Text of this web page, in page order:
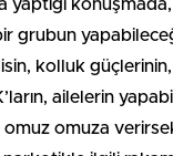
yaptığı
grubun
kolluk güçlerinin,
ailelerin
omuza